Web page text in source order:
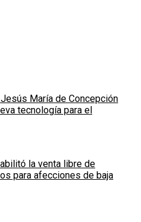
María de Concepción
tecnología para el
la venta libre de
para afecciones de baja